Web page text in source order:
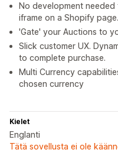
No development
iframe on a Shopify page.
'Gate' your Auctions to
Slick customer UX.
to complete purchase.
Multi Currency
chosen currency
Kielet
Englanti
Tätä sovellusta ei ole